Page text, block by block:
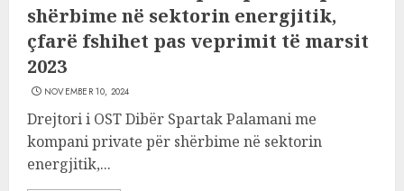
shërbime në sektorin energjitik,
çfarë fshihet pas veprimit të marsit
2023
NOVEMBER 10, 2024
Drejtori i OST Dibër Spartak Palamani me
kompani private për shërbime në sektorin
energjitik,...